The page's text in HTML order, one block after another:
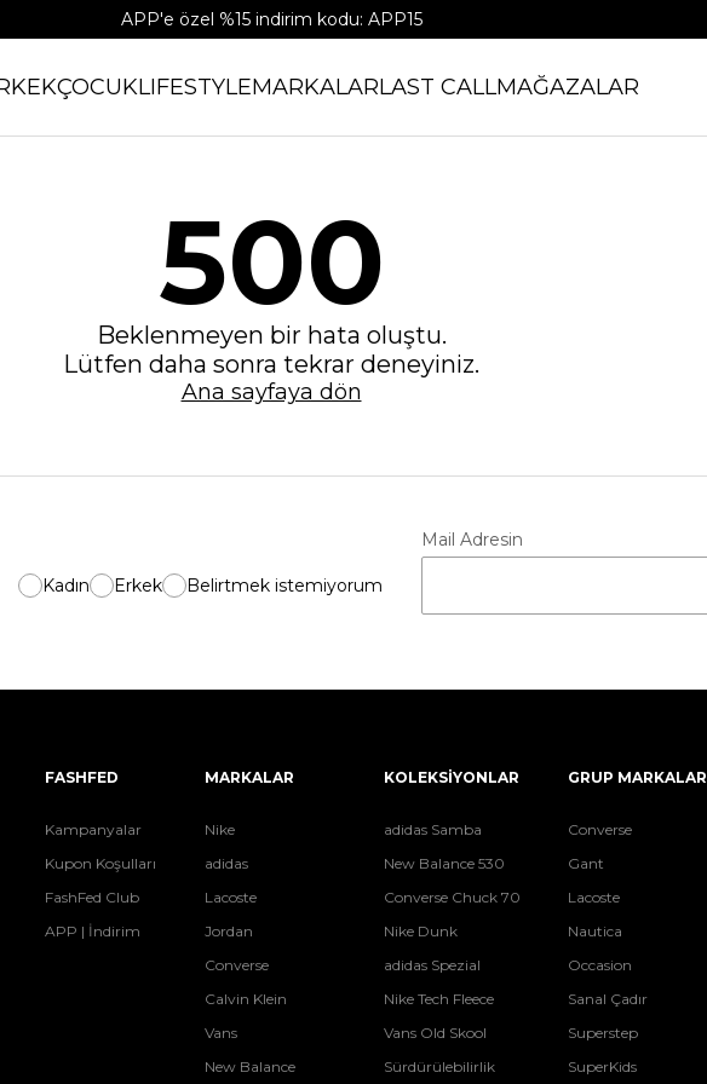
APP'e özel %15 indirim kodu: APP15
ÇOCUKLIFESTYLEMARKALARLAST CALLMAĞAZALAR
500
Beklenmeyen bir hata oluştu.
Lütfen daha sonra tekrar deneyiniz.
Ana sayfaya dön
Kadın Erkek Belirtmek istemiyorum
Mail Adresin
FASHFED
Kampanyalar
Kupon Koşulları
FashFed Club
APP | İndirim
MARKALAR
Nike
adidas
Lacoste
Jordan
Converse
Calvin Klein
Vans
New Balance
KOLEKSİYONLAR
adidas Samba
New Balance 530
Converse Chuck 70
Nike Dunk
adidas Spezial
Nike Tech Fleece
Vans Old Skool
Sürdürülebilirlik
GRUP MARKALAR
Converse
Gant
Lacoste
Nautica
Occasion
Sanal Çadır
Superstep
SuperKids